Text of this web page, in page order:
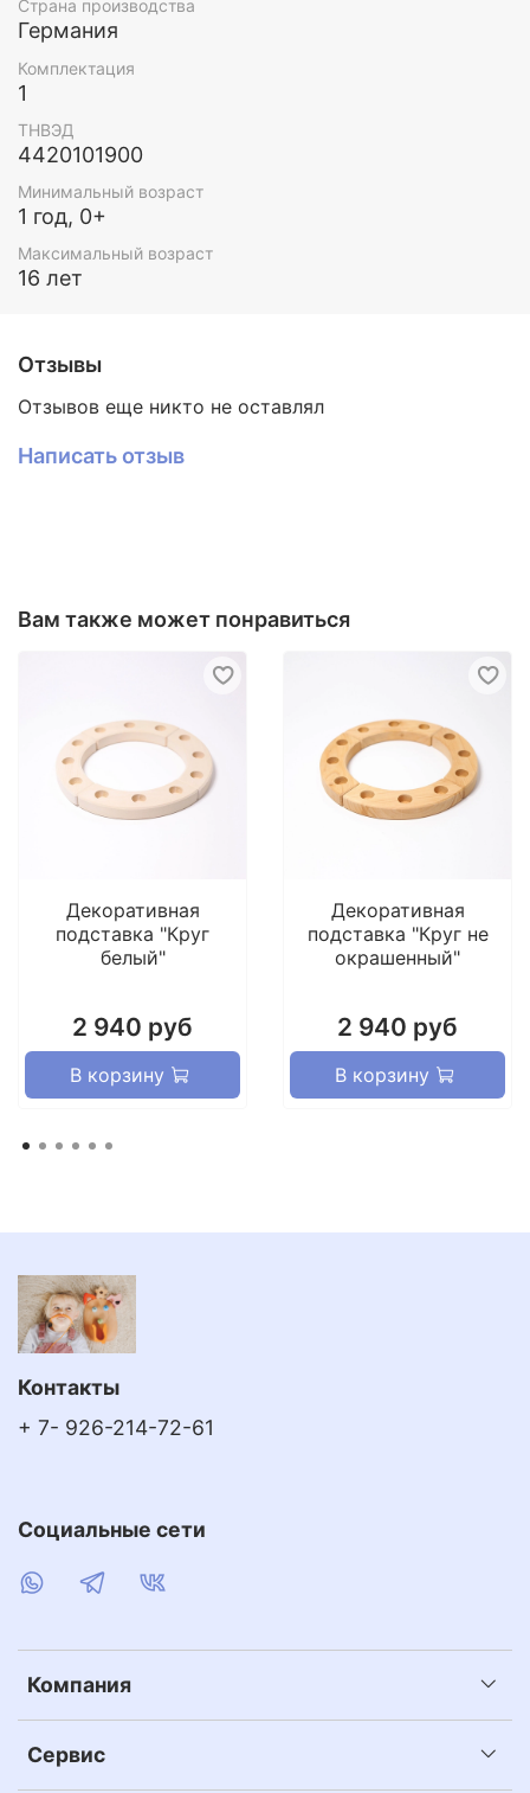
Страна производства
Германия
Комплектация
1
ТНВЭД
4420101900
Минимальный возраст
1 год, 0+
Максимальный возраст
16 лет
Отзывы
Отзывов еще никто не оставлял
Написать отзыв
Вам также может понравиться
Декоративная
подставка "Круг
белый"
2 940 руб
В корзину
Декоративная
подставка "Круг не
окрашенный"
2 940 руб
В корзину
Компания
Сервис
Контакты
+ 7- 926-214-72-61
Социальные сети